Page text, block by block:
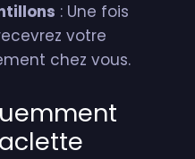
: Une fois
votre
chez vous.